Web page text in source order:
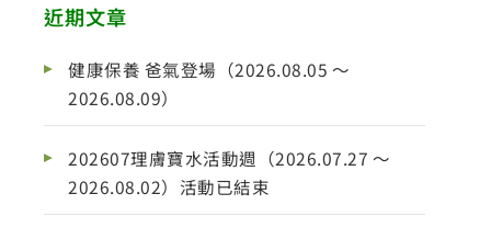
近期文章
健康保養 爸氣登場（2026.08.05 ～
2026.08.09）
202607理膚寶水活動週（2026.07.27 ～
2026.08.02）活動已結束